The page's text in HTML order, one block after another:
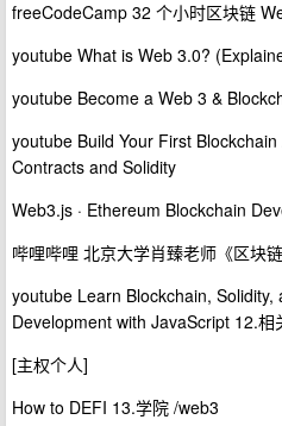
freeCodeCamp 32 个小时区块链
youtube What is Web 3.0?
youtube Become a Web 3 &
youtube Build Your First
Contracts and Solidity
Web3.js · Ethereum Blockchain
哔哩哔哩 北京大学肖臻老师《区块
youtube Learn Blockchain, Solidity,
Development with JavaScript 12.相
[主权个人]
How to DEFI 13.学院 /web3